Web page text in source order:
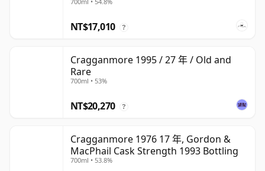
NT$17,010 ?
Cragganmore 1995 / 27 年 / Old and
Rare
700ml • 53%
NT$20,270 ?
Cragganmore 1976 17 年, Gordon &
MacPhail Cask Strength 1993 Bottling
700ml • 53.8%